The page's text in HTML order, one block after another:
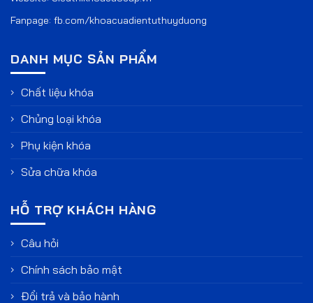
Fanpage: fb.com/khoacuadientuthuyduong
DANH MỤC SẢN PHẨM
Chất liệu khóa
Chủng loại khóa
Phụ kiện khóa
Sửa chữa khóa
HỖ TRỢ KHÁCH HÀNG
Câu hỏi
Chính sách bảo mật
Đổi trả và bảo hành